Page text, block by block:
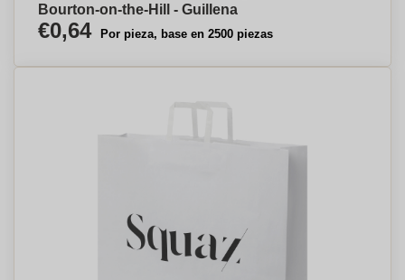
Bourton-on-the-Hill - Guillena
€0,64 Por pieza, base en 2500 piezas